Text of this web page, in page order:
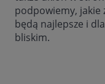
podpowiemy, jakie
będą najlepsze i
bliskim.